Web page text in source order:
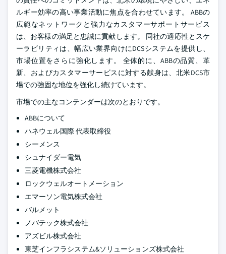
ルギー効率の高い事業活動に焦点を合わせています。 ABBの
広範なネットワークと強力なカスタマーサポートサービス
は、お客様の満足と忠誠に貢献します。 同社の適応性とスケ
ーラビリティは、幅広い業界向けにDCSシステムを提供し、
市場位置をさらに強化します。 全体的に、ABBの品質、革
新、およびカスタマーサービスに対する献身は、北米DCS市
場での強固な地位を強化し続けています。
市場での主なコンテンダーは次のとおりです。
ABBについて
ハネウェル国際 代表取締役
シーメンス
シュナイダー電気
三菱電機株式会社
ロックウェルオートメーション
エマーソン電気株式会社
バルメット
ノバテック株式会社
アズビル株式会社
東芝インフラシステム&ソリューションズ株式会社